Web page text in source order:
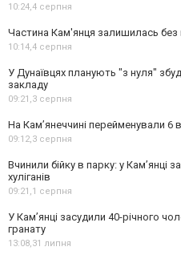
10:24,4 серпня
Частина Кам'янця залишилась без
10:14,4 серпня
У Дунаївцях планують "з нуля"
закладу
09:21,3 серпня
На Камʼянеччині перейменували 6
09:12,3 серпня
Вчинили бійку в парку: у Кам’янці
хуліганів
09:21,1 серпня
У Камʼянці засудили 40-річного
гранату
13:08,31 липня